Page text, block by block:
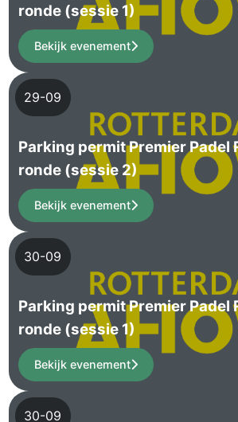
ronde (sessie 1)
Bekijk evenement
29-09
Parking permit Premier Padel
ronde (sessie 2)
Bekijk evenement
30-09
Parking permit Premier Padel
ronde (sessie 1)
Bekijk evenement
30-09